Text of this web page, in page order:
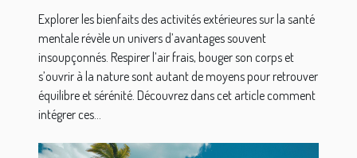
Explorer les bienfaits des activités extérieures sur la santé
mentale révèle un univers d’avantages souvent
insoupçonnés. Respirer l’air frais, bouger son corps et
s’ouvrir à la nature sont autant de moyens pour retrouver
équilibre et sérénité. Découvrez dans cet article comment
intégrer ces...